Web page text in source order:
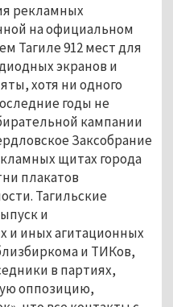
рекламных
на официальном
Тагиле 912 мест для
экранов и
хотя ни одного
годы не
кампании
Заксобрание
щитах города
плакатов
Тагильские
и
и иных агитационных
и ТИКов,
в партиях,
оппозицию,